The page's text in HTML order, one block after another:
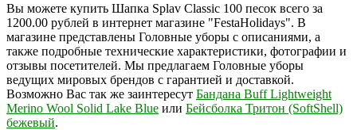
Вы можете купить Шапка Splav Classic 100 песок всего за
1200.00 рублей в интернет магазине "FestaHolidays". В
магазине представлены Головные уборы с описаниями, а
также подробные технические характеристики, фотографии и
отзывы посетителей. Мы предлагаем Головные уборы
ведущих мировых брендов с гарантией и доставкой.
Возможно Вас так же заинтересут Бандана Buff Lightweight
Merino Wool Solid Lake Blue или Бейсболка Тритон (SoftShell)
бежевый.